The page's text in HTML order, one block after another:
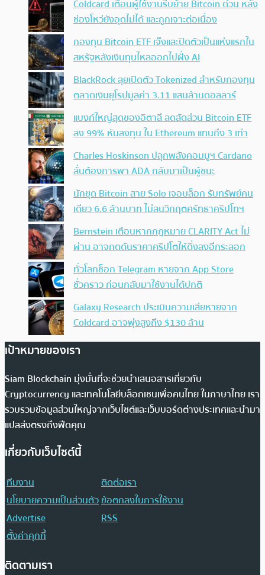
Coldcard เตือนผู้ใช้งานรีบย้าย Bitcoin ด่วน หลัง
ช่องโหว่ยังอุดไม่ได้ และถูกเจาะต่อเนื่อง
กองทุน Bitcoin ETF เจ๊งและปิดตัวเป็นแห่งแรกใน
สหรัฐหลังเงินทุนไหลออกไปฝั่ง AI
BlackRock ลุยเปิดตัว Tokenized สำหรับกองทุน
ตลาดเงินยุโรปมูลค่า 3.11 แสนล้านดอลลาร์
แบงก์ใหญ่สุดของอิตาลี ลดสัดส่วน Bitcoin ETF
ลง 99% หันลงทุน ใน Ethereum แทนถึง 3 เท่า
Charles Hoskinson ปลุกพลังคอมมูฯ Cardano
ลั่นต้องการพา ADA กลับมาเป็นผู้ชนะ
นักขุด Bitcoin สาย Solo เจอบล็อก รับทรัพย์คน
เดียว 6.6 ล้านบาท ไม่สนวิกฤตศรัทธาคริปโทฯ
Bernstein เตือนหากกฎหมาย CLARITY Act ไม่
ผ่าน อาจกดดันราคาคริปโตให้ดิ่งลงอีกระลอก
ทั่วโลกช็อก Telegram หายจาก App Store
ชั่วคราว ก่อนกลับมาใช้งานได้ปกติ
Galaxy Research ประเมินความเสียหายจาก
Coldcard อาจพุ่งสูงถึง $130 ล้าน
เป้าหมายของเรา
Siam Blockchain มุ่งมั่นที่จะช่วยนำเสนอสารเกี่ยวกับ
Cryptocurrency และเทคโนโลยีบล็อกเชนเพื่อคนไทย ในภาษาไทย เรา
รวบรวมข้อมูลส่วนใหญ่จากเว็บไซต์และเว็บบอร์ดต่างประเทศและนำมา
แปลส่งตรงถึงฟีดคุณ
เกี่ยวกับเว็บไซต์นี้
ทีมงาน
ติดต่อเรา
นโยบายความเป็นส่วนตัวข้อตกลงในการใช้งาน
Advertise
RSS
ตั้งค่าคุกกี้
ติดตามเรา